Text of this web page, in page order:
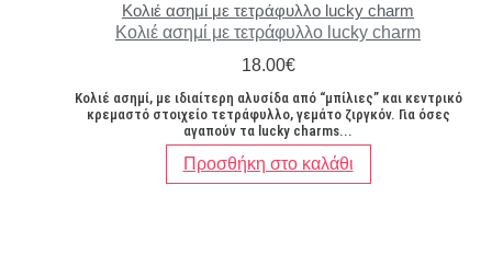
Κολιέ ασημί με τετράφυλλο lucky charm
Κολιέ ασημί με τετράφυλλο lucky charm
18.00€
Κολιέ ασημί, με ιδιαίτερη αλυσίδα από “μπίλιες” και κεντρικό
κρεμαστό στοιχείο τετράφυλλο, γεμάτο ζιργκόν. Για όσες
αγαπούν τα lucky charms...
Προσθήκη στο καλάθι